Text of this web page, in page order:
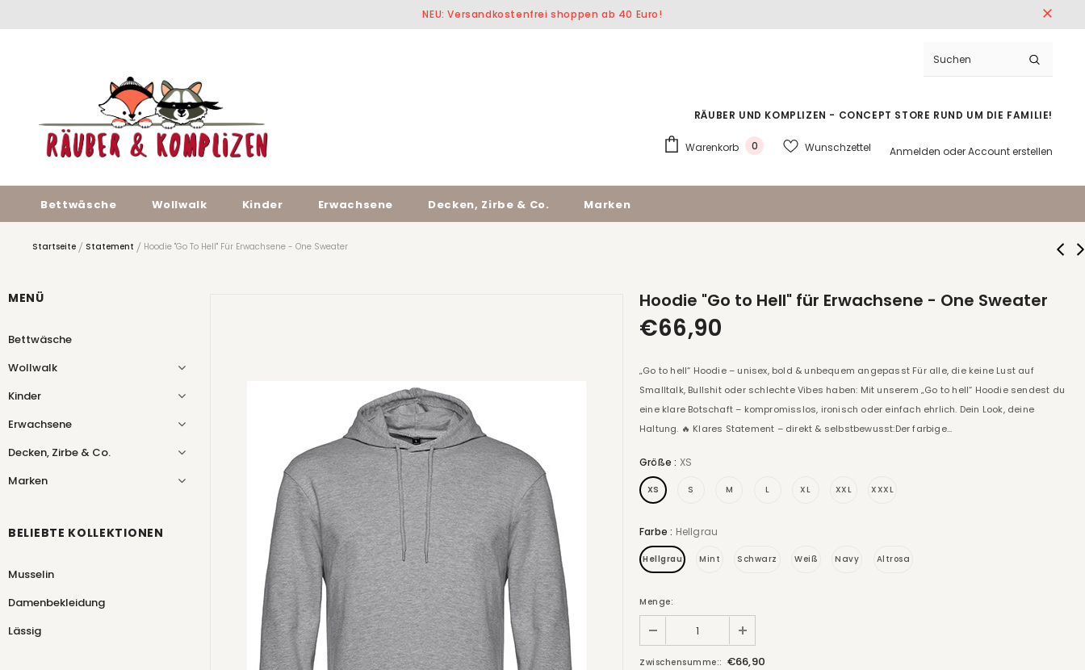
NEU: Versandkostenfrei shoppen ab 40 Euro!
RÄUBER UND KOMPLIZEN - CONCEPT STORE RUND UM DIE FAMILIE!
Warenkorb 0 Wunschzettel Anmelden oderAccount erstellen
Bettwäsche Wollwalk Kinder Erwachsene Decken, Zirbe & Co. Marken
Startseite Statement Hoodie "Go To Hell" Für Erwachsene - One Sweater
MENÜ
Bettwäsche
Wollwalk
Kinder
Erwachsene
Decken, Zirbe & Co.
Marken
BELIEBTE KOLLEKTIONEN
Musselin
Damenbekleidung
Lässig
Hoodie "Go to Hell" für Erwachsene - One Sweater
€66,90
„Go to hell“ Hoodie – unisex, bold & unbequem angepasst Für alle, die keine Lust auf
Smalltalk, Bullshit oder schlechte Vibes haben: Mit unserem „Go to hell“ Hoodie sendest du
eine klare Botschaft – kompromisslos, ironisch oder einfach ehrlich. Dein Look, deine
Haltung. 🔥 Klares Statement – direkt & selbstbewusst:Der farbige...
Größe: XS
XS S M L XL XXL XXXL
Farbe: Hellgrau
Hellgrau Mint Schwarz Weiß Navy Altrosa
Menge:
Zwischensumme:: €66,90